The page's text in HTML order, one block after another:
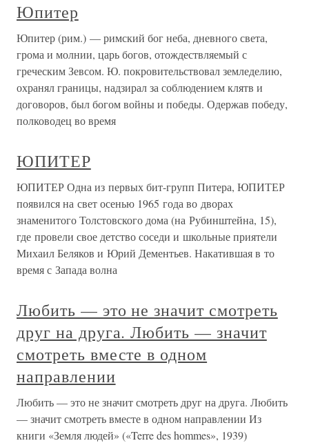
Юпитер
Юпитер (рим.) — римский бог неба, дневного света,
грома и молнии, царь богов, отождествляемый с
греческим Зевсом. Ю. покровительствовал земледелию,
охранял границы, надзирал за соблюдением клятв и
договоров, был богом войны и победы. Одержав победу,
полководец во время
ЮПИТЕР
ЮПИТЕР Одна из первых бит-групп Питера, ЮПИТЕР
появился на свет осенью 1965 года во дворах
знаменитого Толстовского дома (на Рубинштейна, 15),
где провели свое детство соседи и школьные приятели
Михаил Беляков и Юрий Дементьев. Накатившая в то
время с Запада волна
Любить — это не значит смотреть
друг на друга. Любить — значит
смотреть вместе в одном
направлении
Любить — это не значит смотреть друг на друга. Любить
— значит смотреть вместе в одном направлении Из
книги «Земля людей» («Terre des hommes», 1939)